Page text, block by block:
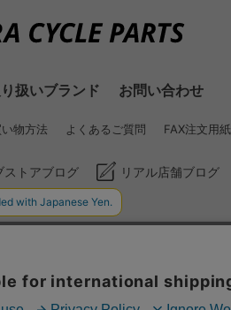
扱いブランド お問い合わせ
物方法 よくあるご質問 FAX注文用紙
ストアブログ リアル店舗ブログ